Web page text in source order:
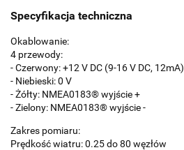
Specyfikacja techniczna
Okablowanie:
4 przewody:
- Czerwony: +12 V DC (9-16 V DC, 12mA)
- Niebieski: 0 V
- Żółty: NMEA0183® wyjście +
- Zielony: NMEA0183® wyjście -
Zakres pomiaru:
Prędkość wiatru: 0.25 do 80 węzłów